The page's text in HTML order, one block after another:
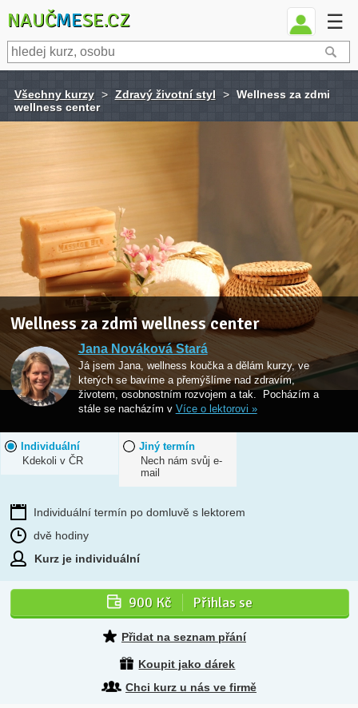
NAUČMESE.CZ ☰
Všechny kurzy > Zdravý životní styl > Wellness za zdmi
wellness center
Wellness za zdmi wellness center
Jana Nováková Stará
Já jsem Jana, wellness koučka a dělám kurzy, ve
kterých se bavíme a přemýšlíme nad zdravím,
životem, osobnostním rozvojem a tak. Pocházím a
stále se nacházím v Více o lektorovi »
Individuální
Kdekoli v ČR
Jiný termín
Nech nám svůj e-
mail
Individuální termín po domluvě s lektorem
dvě hodiny
Kurz je individuální
900 Kč Přihlas se
Přidat na seznam přání
Koupit jako dárek
Chci kurz u nás ve firmě